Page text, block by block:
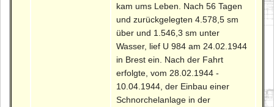
kam ums Leben. Nach 56 Tagen
und zurückgelegten 4.578,5 sm
über und 1.546,3 sm unter
Wasser, lief U 984 am 24.02.1944
in Brest ein. Nach der Fahrt
erfolgte, vom 28.02.1944 -
10.04.1944, der Einbau einer
Schnorchelanlage in der